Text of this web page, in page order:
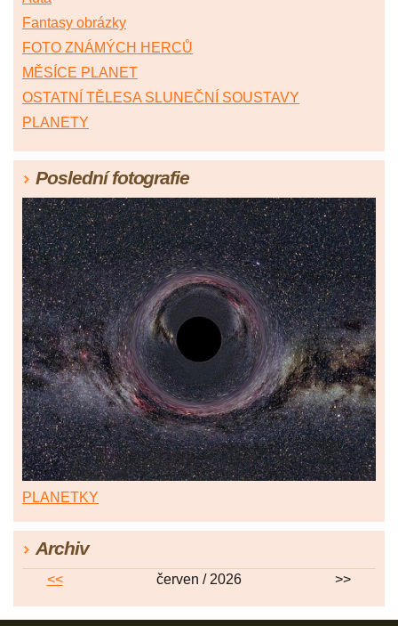
Fantasy obrázky
FOTO ZNÁMÝCH HERCŮ
MĚSÍCE PLANET
OSTATNÍ TĚLESA SLUNEČNÍ SOUSTAVY
PLANETY
Poslední fotografie
PLANETKY
Archiv
<< červen / 2026 >>